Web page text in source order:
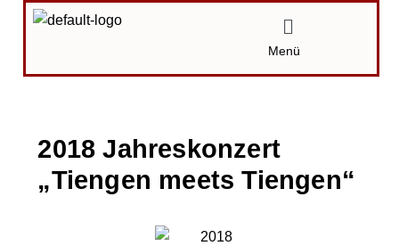
Zum
Menü
Menü
2018 Jahreskonzert
„Tiengen meets Tiengen“